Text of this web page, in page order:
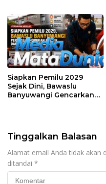
Siapkan Pemilu 2029
Sejak Dini, Bawaslu
Banyuwangi Gencarkan
Tinggalkan Balasan
Alamat email Anda tidak akan
ditandai *